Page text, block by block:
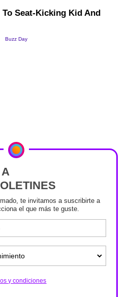
te invitamos a suscribirte a
el que más te guste.
y condiciones